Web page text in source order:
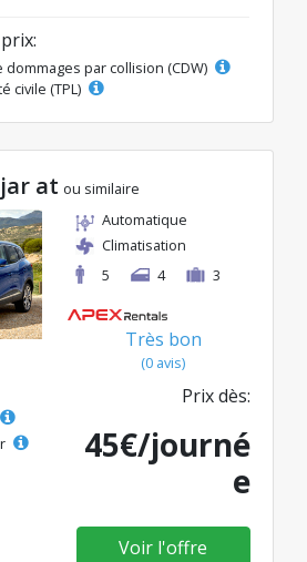
par collision (CDW)
civile (TPL)
at ou similaire
Automatique
Climatisation
5
4 3
Très bon
(0 avis)
Prix dès:
45€/journé
e
Voir l'offre